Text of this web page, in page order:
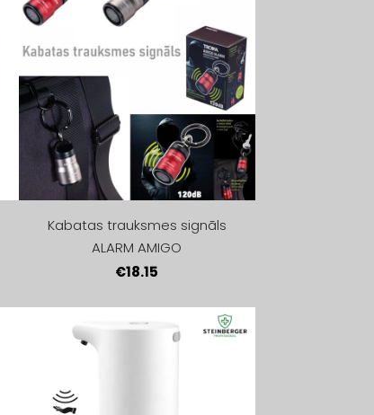
Kabatas trauksmes signāls
ALARM AMIGO
€18.15